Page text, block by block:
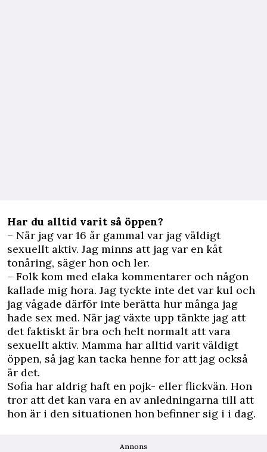
Har du alltid varit så öppen?
– När jag var 16 år gammal var jag väldigt
sexuellt aktiv. Jag minns att jag var en kåt
tonåring, säger hon och ler.
– Folk kom med elaka kommentarer och någon
kallade mig hora. Jag tyckte inte det var kul och
jag vågade därför inte berätta hur många jag
hade sex med. När jag växte upp tänkte jag att
det faktiskt är bra och helt normalt att vara
sexuellt aktiv. Mamma har alltid varit väldigt
öppen, så jag kan tacka henne for att jag också
är det.
Sofia har aldrig haft en pojk- eller flickvän. Hon
tror att det kan vara en av anledningarna till att
hon är i den situationen hon befinner sig i i dag.
Annons